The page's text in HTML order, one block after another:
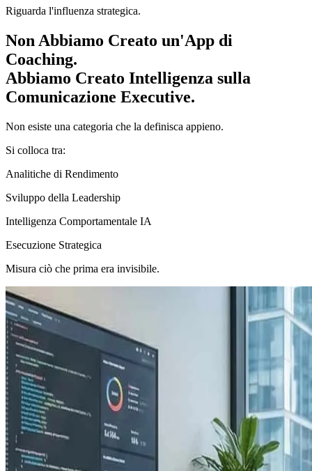
Riguarda l'influenza strategica.
Non Abbiamo Creato un'App di
Coaching.
Abbiamo Creato Intelligenza sulla
Comunicazione Executive.
Non esiste una categoria che la definisca appieno.
Si colloca tra:
Analitiche di Rendimento
Sviluppo della Leadership
Intelligenza Comportamentale IA
Esecuzione Strategica
Misura ciò che prima era invisibile.